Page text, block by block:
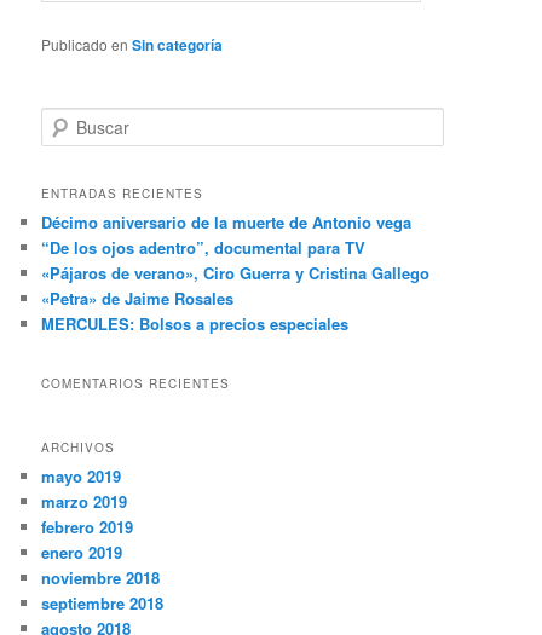
Publicado en Sin categoría
u
c
r
ENTRADAS RECIENTES
Décimo aniversario de la muerte de Antonio vega
“De los ojos adentro”, documental para TV
«Pájaros de verano», Ciro Guerra y Cristina Gallego
«Petra» de Jaime Rosales
MERCULES: Bolsos a precios especiales
COMENTARIOS RECIENTES
ARCHIVOS
mayo 2019
marzo 2019
febrero 2019
enero 2019
noviembre 2018
septiembre 2018
agosto 2018